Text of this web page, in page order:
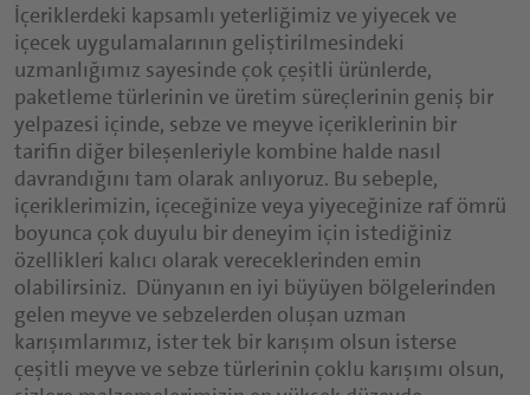
İçeriklerdeki kapsamlı yeterliğimiz ve yiyecek ve
içecek uygulamalarının geliştirilmesindeki
uzmanlığımız sayesinde çok çeşitli ürünlerde,
paketleme türlerinin ve üretim süreçlerinin geniş bir
yelpazesi içinde, sebze ve meyve içeriklerinin bir
tarifin diğer bileşenleriyle kombine halde nasıl
davrandığını tam olarak anlıyoruz. Bu sebeple,
içeriklerimizin, içeceğinize veya yiyeceğinize raf ömrü
boyunca çok duyulu bir deneyim için istediğiniz
özellikleri kalıcı olarak vereceklerinden emin
olabilirsiniz. Dünyanın en iyi büyüyen bölgelerinden
gelen meyve ve sebzelerden oluşan uzman
karışımlarımız, ister tek bir karışım olsun isterse
çeşitli meyve ve sebze türlerinin çoklu karışımı olsun,